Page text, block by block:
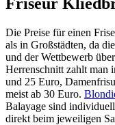
Die Preise für einen
als in Großstädten, da
und der Wettbewerb
Herrenschnitt zahlt man
und 25 Euro,
meist ab 30 Euro.
Balayage sind
direkt beim jeweiligen